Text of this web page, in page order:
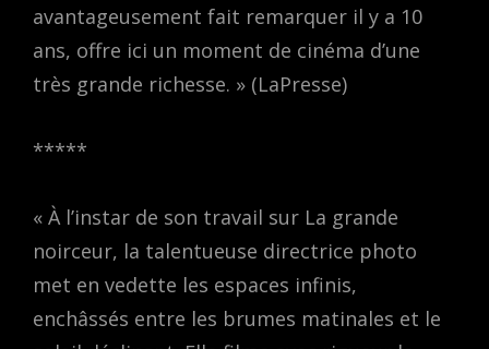
avantageusement fait remarquer il y a 10
ans, offre ici un moment de cinéma d’une
très grande richesse. » (LaPresse)
*****
« À l’instar de son travail sur La grande
noirceur, la talentueuse directrice photo
met en vedette les espaces infinis,
enchâssés entre les brumes matinales et le